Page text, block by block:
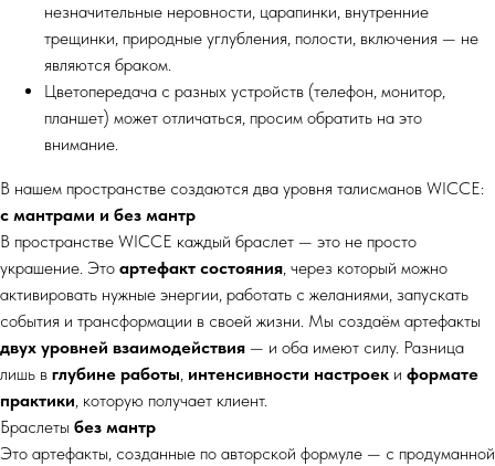
незначительные неровности, царапинки, внутренние
трещинки, природные углубления, полости, включения — не
являются браком.
Цветопередача с разных устройств (телефон, монитор,
планшет) может отличаться, просим обратить на это
внимание.
В нашем пространстве создаются два уровня талисманов WICCE:
с мантрами и без мантр
В пространстве WICCE каждый браслет — это не просто
украшение. Это артефакт состояния, через который можно
активировать нужные энергии, работать с желаниями, запускать
события и трансформации в своей жизни. Мы создаём артефакты
двух уровней взаимодействия — и оба имеют силу. Разница
лишь в глубине работы, интенсивности настроек и формате
практики, которую получает клиент.
Браслеты без мантр
Это артефакты, созданные по авторской формуле — с продуманной